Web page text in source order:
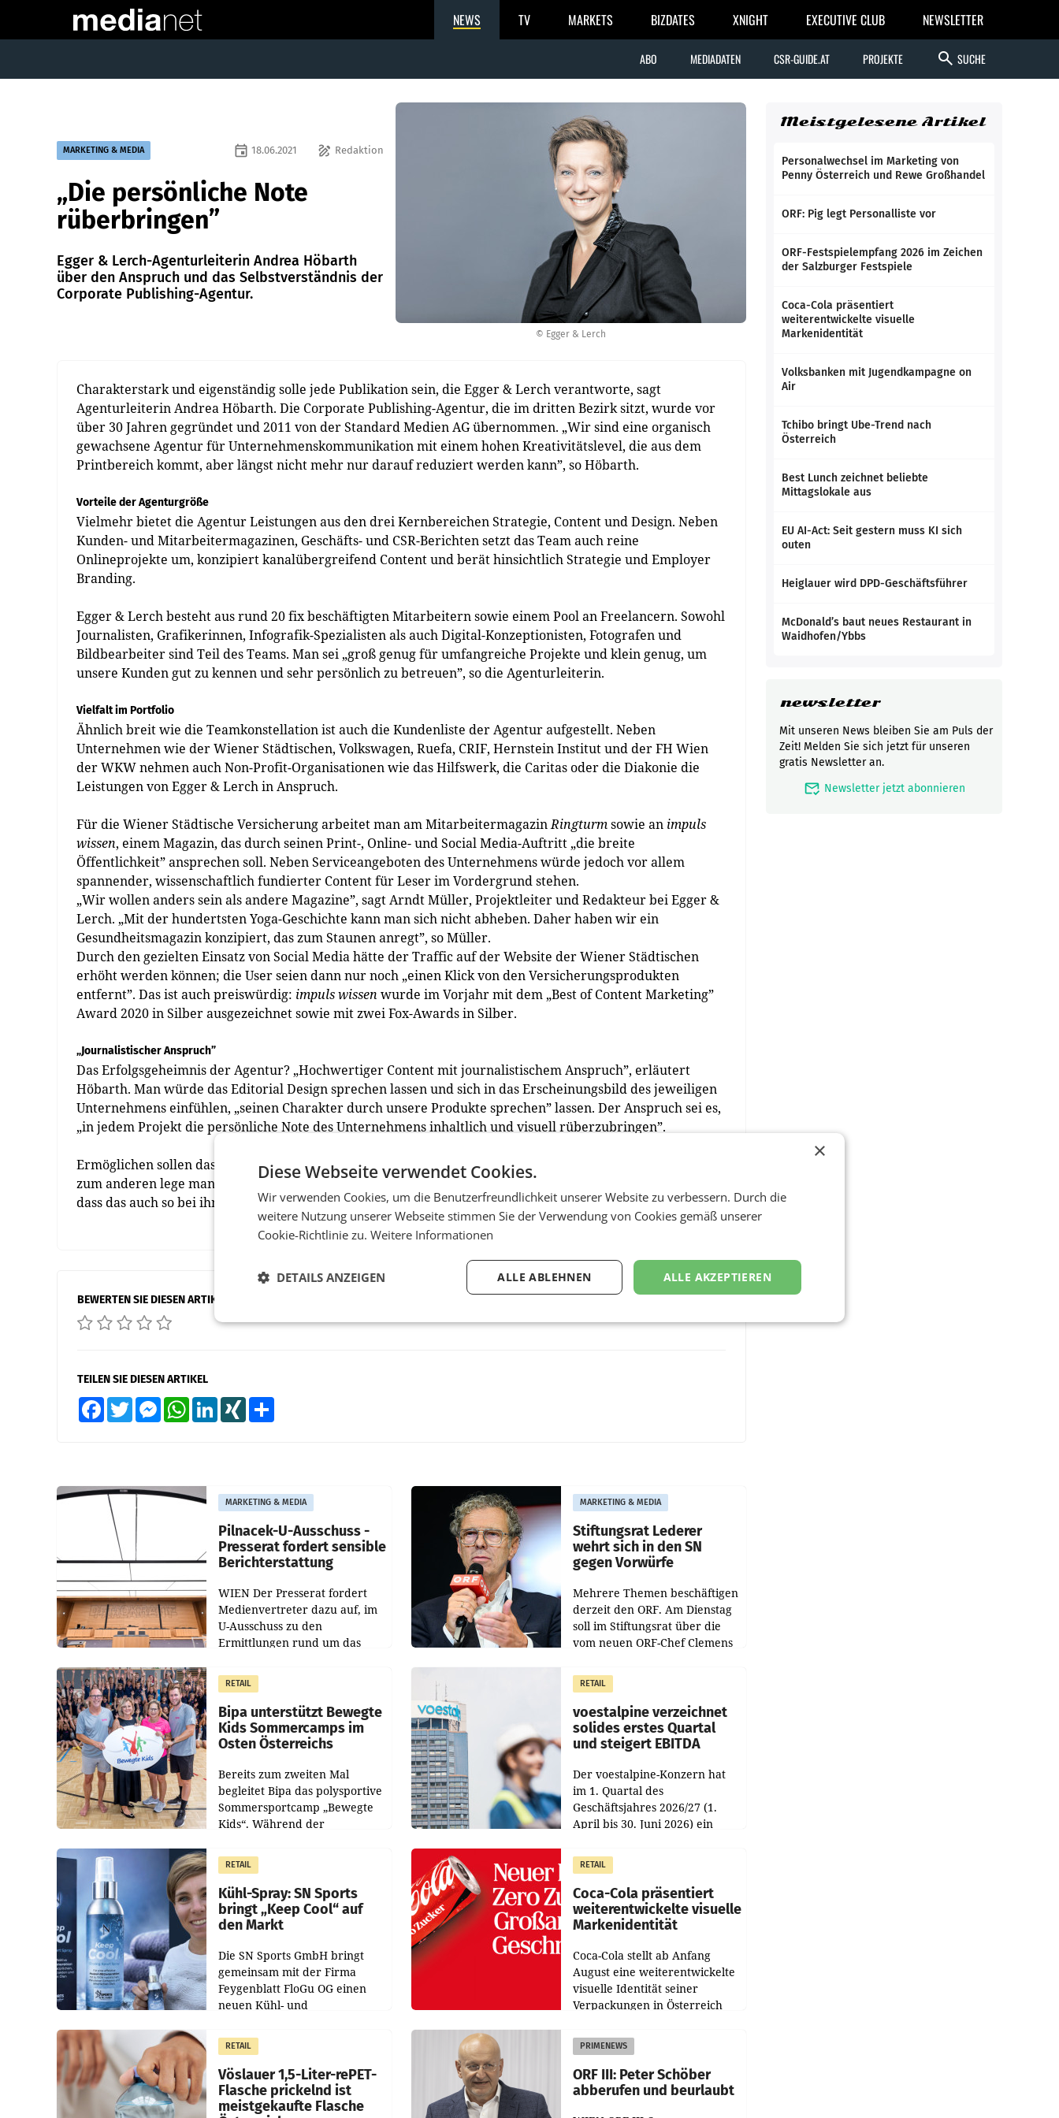
NEWS TV MARKETS BIZDATES XNIGHT EXECUTIVE CLUB NEWSLETTER
ABO MEDIADATEN CSR-GUIDE.AT PROJEKTE search SUCHE
© Egger & Lerch
MARKETING & MEDIA draw Redaktion
event 18.06.2021
„Die persönliche Note
rüberbringen”
Egger & Lerch-Agenturleiterin Andrea Höbarth
über den Anspruch und das Selbstverständnis der
Corporate Publishing-Agentur.
Charakterstark und eigenständig solle jede Publikation sein, die Egger & Lerch verantworte, sagt
Agenturleiterin Andrea Höbarth. Die Corporate Publishing-Agentur, die im dritten Bezirk sitzt, wurde vor
über 30 Jahren gegründet und 2011 von der Standard Medien AG übernommen. „Wir sind eine organisch
gewachsene Agentur für Unternehmenskommunikation mit einem hohen Kreativitätslevel, die aus dem
Printbereich kommt, aber längst nicht mehr nur darauf reduziert werden kann”, so Höbarth.
Vorteile der Agenturgröße
Vielmehr bietet die Agentur Leistungen aus den drei Kernbereichen Strategie, Content und Design. Neben
Kunden- und Mitarbeitermagazinen, Geschäfts- und CSR-Berichten setzt das Team auch reine
Onlineprojekte um, konzipiert kanalübergreifend Content und berät hinsichtlich Strategie und Employer
Branding.
Egger & Lerch besteht aus rund 20 fix beschäftigten Mitarbeitern sowie einem Pool an Freelancern. Sowohl
Journalisten, Grafikerinnen, Infografik-Spezialisten als auch Digital-Konzeptionisten, Fotografen und
Bildbearbeiter sind Teil des Teams. Man sei „groß genug für umfangreiche Projekte und klein genug, um
unsere Kunden gut zu kennen und sehr persönlich zu betreuen”, so die Agenturleiterin.
Vielfalt im Portfolio
Ähnlich breit wie die Teamkonstellation ist auch die Kundenliste der Agentur aufgestellt. Neben
Unternehmen wie der Wiener Städtischen, Volkswagen, Ruefa, CRIF, Hernstein Institut und der FH Wien
der WKW nehmen auch Non-Profit-Organisationen wie das Hilfswerk, die Caritas oder die Diakonie die
Leistungen von Egger & Lerch in Anspruch.
Für die Wiener Städtische Versicherung arbeitet man am MitarbeitermagazinRingturmsowie an impuls
wissen, einem Magazin, das durch seinen Print-, Online- und Social Media-Auftritt „die breite
Öffentlichkeit” ansprechen soll. Neben Serviceangeboten des Unternehmens würde jedoch vor allem
spannender, wissenschaftlich fundierter Content für Leser im Vordergrund stehen.
„Wir wollen anders sein als andere Magazine”, sagt Arndt Müller, Projektleiter und Redakteur bei Egger &
Lerch. „Mit der hundertsten Yoga-Geschichte kann man sich nicht abheben. Daher haben wir ein
Gesundheitsmagazin konzipiert, das zum Staunen anregt”, so Müller.
Durch den gezielten Einsatz von Social Media hätte der Traffic auf der Website der Wiener Städtischen
erhöht werden können; die User seien dann nur noch „einen Klick von den Versicherungsprodukten
entfernt”. Das ist auch preiswürdig: impuls wissen wurde im Vorjahr mit dem „Best of Content Marketing”
Award 2020 in Silber ausgezeichnet sowie mit zwei Fox-Awards in Silber.
„Journalistischer Anspruch”
Das Erfolgsgeheimnis der Agentur? „Hochwertiger Content mit journalistischem Anspruch”, erläutert
Höbarth. Man würde das Editorial Design sprechen lassen und sich in das Erscheinungsbild des jeweiligen
Unternehmens einfühlen, „seinen Charakter durch unsere Produkte sprechen” lassen. Der Anspruch sei es,
„in jedem Projekt die persönliche Note des Unternehmens inhaltlich und visuell rüberzubringen”.
Ermöglichen sollen das zweierlei Dinge: Zum einen werde stets eng mit Kunden zusammengearbeitet und
zum anderen lege man als Agentur Wert auf Qualität. „Viele Kunden bestätigen uns in ihrem Feedback,
dass das auch so bei ihnen ankommt und dass die Chemie stimmt”, freut sich Höbarth.(red)
BEWERTEN SIE DIESEN ARTIKEL
TEILEN SIE DIESEN ARTIKEL
FacebookTwitter MessengerWhatsAppLinkedInXING
MARKETING & MEDIA
Pilnacek-U-Ausschuss -
Presserat fordert sensible
Berichterstattung
WIEN Der Presserat fordert
Medienvertreter dazu auf, im
U-Ausschuss zu den
Ermittlungen rund um das
im Justizministerium, Christian
Pilnacek, auf sensible
MARKETING & MEDIA
Stiftungsrat Lederer
wehrt sich in den SN
gegen Vorwürfe
Mehrere Themen beschäftigen
derzeit den ORF. Am Dienstag
soll im Stiftungsrat über die
vom neuen ORF-Chef Clemens
Besetzungen für die
Direktionen abgestimmt
werden.
RETAIL
Bipa unterstützt Bewegte
Kids Sommercamps im
Osten Österreichs
Bereits zum zweiten Mal
begleitet Bipa das polysportive
Sommersportcamp „Bewegte
Kids“. Während der
Juli und August versorgt das
Unternehmen Kinder sowie
RETAIL
voestalpine verzeichnet
solides erstes Quartal
und steigert EBITDA
Der voestalpine-Konzern hat
im 1. Quartal des
Geschäftsjahres 2026/27 (1.
April bis 30. Juni 2026) ein
Der Umsatz stieg im Vergleich
zur Vorjahresperiode
RETAIL
Kühl-Spray: SN Sports
bringt „Keep Cool“ auf
den Markt
Die SN Sports GmbH bringt
gemeinsam mit der Firma
Feygenblatt FloGu OG einen
neuen Kühl- und
Markt. Das Produkt namens
„Keep Cool“ ist zu 100 Prozent
RETAIL
Coca-Cola präsentiert
weiterentwickelte visuelle
Markenidentität
Coca-Cola stellt ab Anfang
August eine weiterentwickelte
visuelle Identität seiner
Verpackungen in Österreich
Redesigns stehen zentrale
Gestaltungselemente
RETAIL
Vöslauer 1,5-Liter-rePET-
Flasche prickelnd ist
meistgekaufte Flasche
PRIMENEWS
ORF III: Peter Schöber
abberufen und beurlaubt
Meistgelesene Artikel
Personalwechsel im Marketing von
Penny Österreich und Rewe Großhandel
ORF: Pig legt Personalliste vor
ORF-Festspielempfang 2026 im Zeichen
der Salzburger Festspiele
Coca-Cola präsentiert
weiterentwickelte visuelle
Markenidentität
Volksbanken mit Jugendkampagne on
Air
Tchibo bringt Ube-Trend nach
Österreich
Best Lunch zeichnet beliebte
Mittagslokale aus
EU AI-Act: Seit gestern muss KI sich
outen
Heiglauer wird DPD-Geschäftsführer
McDonald’s baut neues Restaurant in
Waidhofen/Ybbs
newsletter
Mit unseren News bleiben Sie am Puls der
Zeit! Melden Sie sich jetzt für unseren
gratis Newsletter an.
mark_email_read Newsletter jetzt abonnieren
×
Diese Webseite verwendet Cookies.
Wir verwenden Cookies, um die Benutzerfreundlichkeit unserer Website zu verbessern. Durch die
weitere Nutzung unserer Webseite stimmen Sie der Verwendung von Cookies gemäß unserer
Cookie-Richtlinie zu. Weitere Informationen
ALLE AKZEPTIEREN
ALLE ABLEHNEN
DETAILS ANZEIGEN